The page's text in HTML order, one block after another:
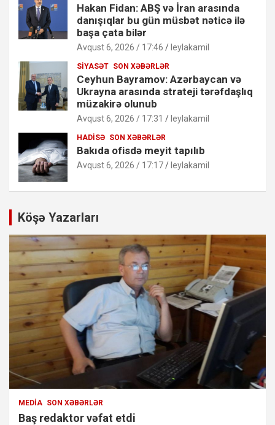
Hakan Fidan: ABŞ və İran arasında
danışıqlar bu gün müsbət nəticə ilə
başa çata bilər
Avqust 6, 2026 / 17:46 leylakamil
SIYASƏT SON XƏBƏRLƏR
Ceyhun Bayramov: Azərbaycan və
Ukrayna arasında strateji tərəfdaşlıq
müzakirə olunub
Avqust 6, 2026 / 17:31 leylakamil
HADISƏ SON XƏBƏRLƏR
Bakıda ofisdə meyit tapılıb
Avqust 6, 2026 / 17:17 leylakamil
Köşə Yazarları
MEDIA SON XƏBƏRLƏR
Baş redaktor vəfat etdi